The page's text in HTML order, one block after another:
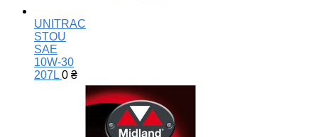
UNITRAC
STOU
SAE
10W-30
207L 0 ₴